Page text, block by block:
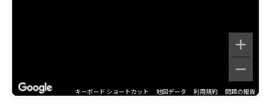
キーボード ショートカット 地図データ 利用規約 問題の報告